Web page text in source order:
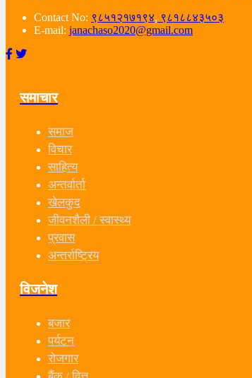
Contact No: ९८५१२१७१९४, ९८१८८४३५०३
E-mail: janachaso2020@gmail.com
समाचार
समाज
विचार
साहित्य
अन्तर्वार्ता
खेलकुद
जीवनशैली / स्वास्थ्य
प्रवास
अन्तर्राष्ट्रिय
विजनेश
बजार
पर्यटन
रोजगार